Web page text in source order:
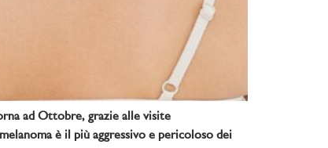
ad Ottobre, grazie alle visite
è il più aggressivo e pericoloso dei